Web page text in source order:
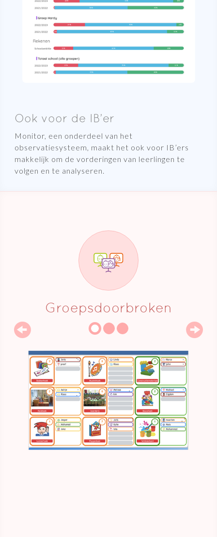
Ook voor de IB’er
Monitor, een onderdeel van het
observatiesysteem, maakt het ook voor IB’ers
makkelijk om de vorderingen van leerlingen te
volgen en te analyseren.
Groepsdoorbroken